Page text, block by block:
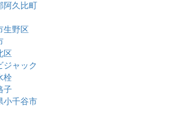
阿久比町
生野区
区
ジャック
栓
子
小千谷市